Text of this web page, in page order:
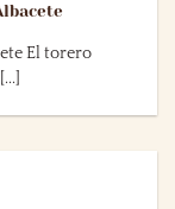
El torero